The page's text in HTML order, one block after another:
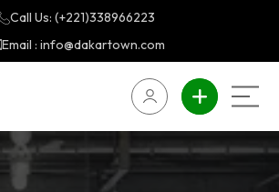
Call Us: (+221)338966223
Email : info@dakartown.com